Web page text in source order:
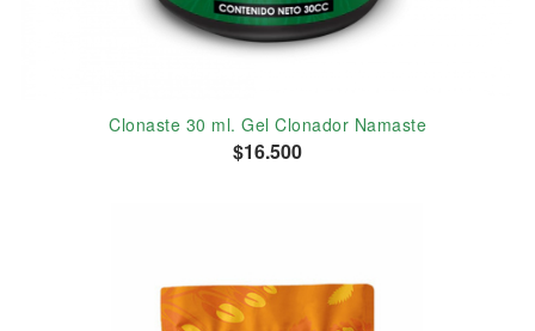
Clonaste 30 ml. Gel Clonador Namaste
$16.500